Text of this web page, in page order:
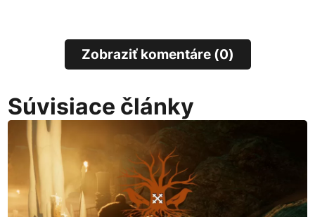
Zobraziť komentáre (0)
Súvisiace články